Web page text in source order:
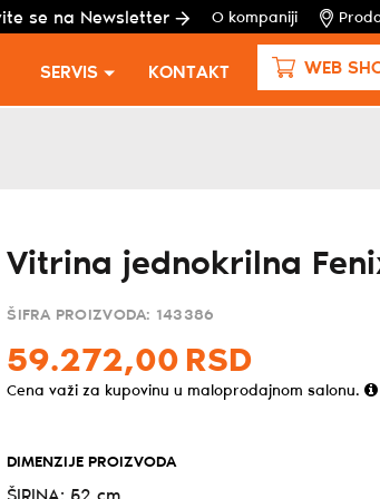
se na Newsletter O kompaniji
SERVIS KONTAKT WEB
Vitrina jednokrilna
ŠIFRA PROIZVODA: 143386
59.272,00 RSD
Cena važi za kupovinu u maloprodajnom salonu.
DIMENZIJE PROIZVODA